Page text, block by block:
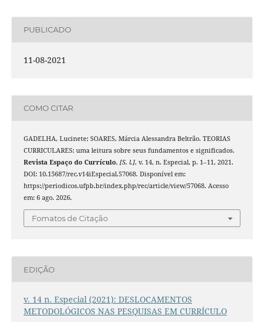
PUBLICADO
11-08-2021
COMO CITAR
GADELHA, Lucinete; SOARES, Márcia Alessandra Beltrão. TEORIAS
CURRICULARES: uma leitura sobre seus fundamentos e significados.
Revista Espaço do Currículo, [S. l.], v. 14, n. Especial, p. 1–11, 2021.
DOI: 10.15687/rec.v14iEspecial.57068. Disponível em:
https://periodicos.ufpb.br/index.php/rec/article/view/57068. Acesso
em: 6 ago. 2026.
Fomatos de Citação
EDIÇÃO
v. 14 n. Especial (2021): DESLOCAMENTOS
METODOLÓGICOS NAS PESQUISAS EM CURRÍCULO